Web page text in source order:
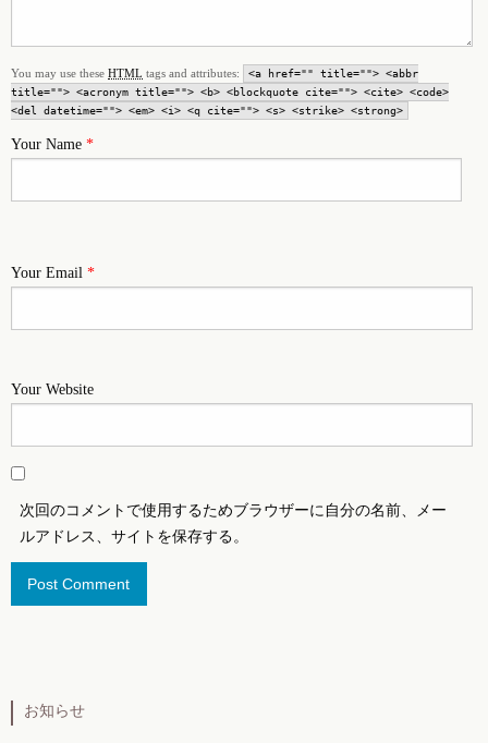
You may use these HTML tags and attributes:
<a href="" title=""> <abbr
title=""> <acronym title=""> <b> <blockquote cite=""> <cite> <code>
<del datetime=""> <em> <i> <q cite=""> <s> <strike> <strong>
Your Name *
Your Email *
Your Website
次回のコメントで使用するためブラウザーに自分の名前、メー
ルアドレス、サイトを保存する。
お知らせ